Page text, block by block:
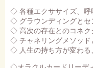
◇ 各種エクササイズ、呼
◇ グラウンディングとセ
◇ 高次の存在とのコネク
◇ チャネリングメソッド
◇ 人生の持ち方が変わ